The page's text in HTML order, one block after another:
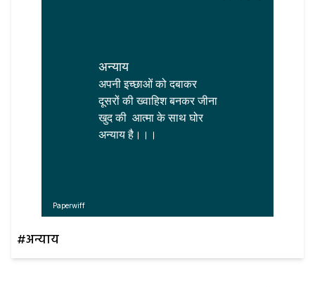
अन्याय
अपनी इच्छाओं को दबाकर
दूसरों की ख्वाहिश बनकर जीना
खुद की  आत्मा के साथ घोर
अन्याय है।।।
Paperwiff
#अन्याय